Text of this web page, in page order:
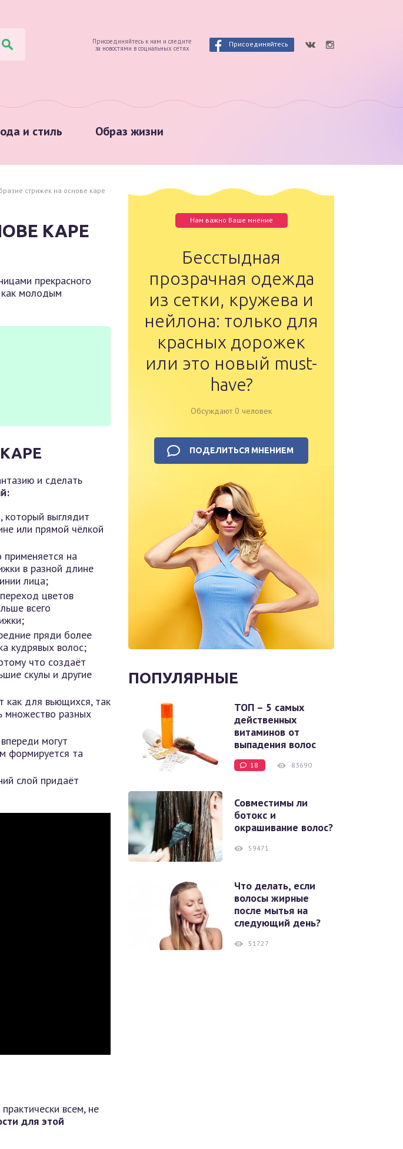
и стиль Образ жизни
Присоединяйтесь к нам и следите
за новостями в социальных сетях
Присоединяйтесь
стрижек на основе каре
КАРЕ
прекрасного
как молодым
и сделать
который выглядит
или прямой чёлкой
на
в разной длине
лица;
цветов
всего
пряди более
кудрявых волос;
что создаёт
скулы и другие
как для вьющихся, так
множество разных
могут
формируется та
слой придаёт
всем, не
для этой
Нам важно Ваше мнение
Бесстыдная
прозрачная одежда
из сетки, кружева и
нейлона: только для
красных дорожек
или это новый must-
have?
Обсуждают 0 человек
ПОДЕЛИТЬСЯ МНЕНИЕМ
ПОПУЛЯРНЫЕ
ТОП – 5 самых
действенных
витаминов от
выпадения волос
18 83690
Совместимы ли
ботокс и
окрашивание волос?
59471
Что делать, если
волосы жирные
после мытья на
следующий день?
51727